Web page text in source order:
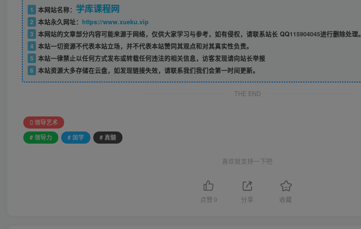
1 本网站名称： 学库课程网
2 本站永久网址： https://www.xueku.vip
3 本网站的文章部分内容可能来源于网络，仅供大家学习与参考，如有侵权，请联系站长 QQ115904045进行删除处理。
4 本站一切资源不代表本站立场，并不代表本站赞同其观点和对其真实性负责。
5 本站一律禁止以任何方式发布或转载任何违法的相关信息，访客发现请向站长举报
6 本站资源大多存储在云盘，如发现链接失效，请联系我们我们会第一时间更新。
THE END
领导艺术
# 领导力
# 国学 # 真髓
喜欢就支持一下吧
点赞 0 分享 收藏